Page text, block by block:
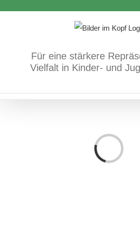
Für eine stärkere
Vielfalt in Kinder- und
Loading...